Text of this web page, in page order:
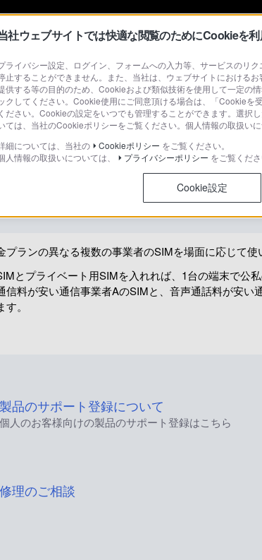
・お問い合わせ
/ 最終更新日 : 2025/03/11
（デュアルSIM）のメリッ
プランの異なる複数の事業者のSIMを場面に応じて使
とプライベート用SIMを入れれば、1台の端末で公私
信料が安い通信事業者AのSIMと、音声通話料が安
。
製品のサポート登録について
個人のお客様向けの製品のサポート登録はこちら
修理のご相談
社ウェブサイトでは快適な閲覧のためにCookieを利
ライバシー設定、ログイン、フォームへの入力等、サービスのリ
止することができません。また、当社は、ウェブサイトにおける
供する等の目的のため、Cookieおよび類似技術を使用して一定の
クしてください。Cookie使用にご同意頂ける場合は、「Cookie
ください。Cookieの設定をいつでも管理することができます。選択
ては、当社のCookieポリシーをご覧ください。個人情報の取扱い
細については、当社の
Cookieポリシー をご覧ください。
人情報の取扱いについては、
プライバシーポリシー をご覧くださ
Cookie設定